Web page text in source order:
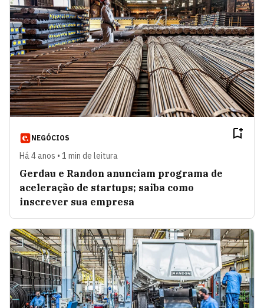
NEGÓCIOS
Há 4 anos • 1 min de leitura
Gerdau e Randon anunciam programa de
aceleração de startups; saiba como
inscrever sua empresa